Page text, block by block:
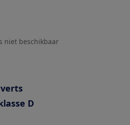
niet beschikbaar
D